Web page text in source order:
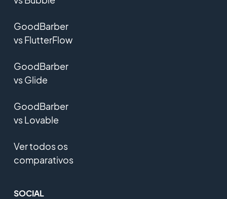
GoodBarber
vs FlutterFlow
GoodBarber
vs Glide
GoodBarber
vs Lovable
Ver todos os
comparativos
SOCIAL